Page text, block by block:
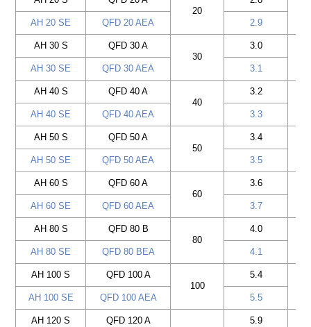
20
AH 20 SE QFD 20 AEA 2.9
AH 30 S
QFD 30 A
30
3.0
AH 30 SE QFD 30 AEA 3.1
AH 40 S
QFD 40 A
40
3.2
AH 40 SE QFD 40 AEA 3.3
AH 50 S
QFD 50 A
50
3.4
AH 50 SE QFD 50 AEA 3.5
AH 60 S
QFD 60 A
60
3.6
AH 60 SE QFD 60 AEA 3.7
AH 80 S
QFD 80 B
80
4.0
AH 80 SE QFD 80 BEA 4.1
AH 100 S
QFD 100 A
100
5.4
AH 100 SE QFD 100 AEA 5.5
AH 120 S
QFD 120 A
5.9